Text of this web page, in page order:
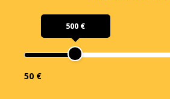
500 €
50 €